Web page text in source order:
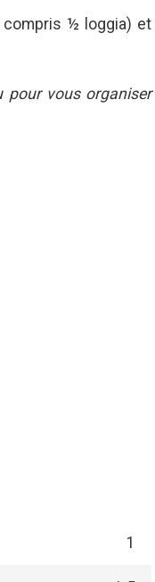
compris ½ loggia) et
pour vous organiser
1